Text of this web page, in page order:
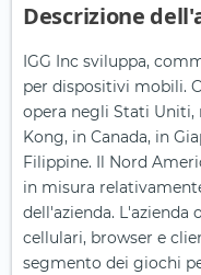
Descrizione
IGG Inc sviluppa,
per dispositivi mobili.
opera negli Stati Uniti,
Kong, in Canada, in
Filippine. Il Nord
in misura
dell'azienda.
cellulari, browser e
segmento dei giochi